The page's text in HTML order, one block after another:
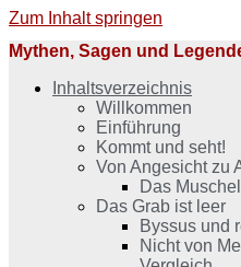
Zum Inhalt springen
Mythen, Sagen und
Inhaltsverzeichnis
Willkommen
Einführung
Kommt und seht!
Von Angesicht zu
Das
Das Grab ist leer
Byssus und
Nicht von